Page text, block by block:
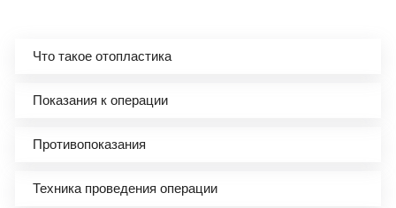
Что такое отопластика
Показания к операции
Противопоказания
Техника проведения операции